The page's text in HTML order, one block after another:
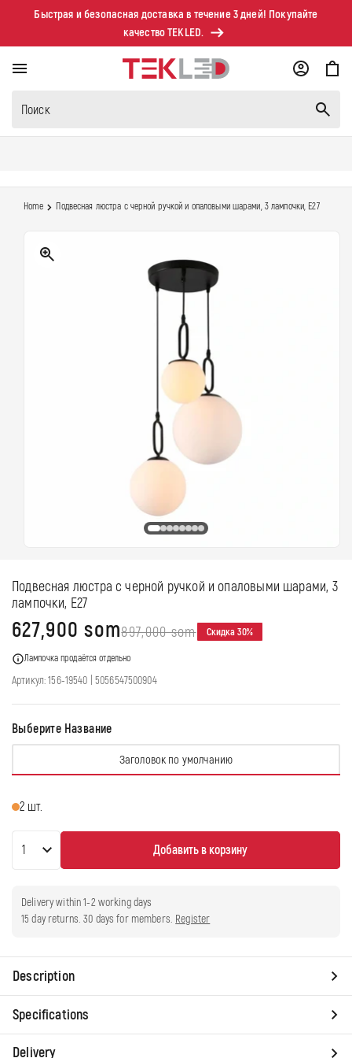
Перейти к
Быстрая и безопасная доставка в течение 3 дней! Покупайте
качество TEKLED.
Поиск
Корзина
Home Подвесная люстра с черной ручкой и опаловыми шарами, 3 лампочки, E27
информации о
продукте
1
в
модальном
окне
Подвесная люстра с черной ручкой и опаловыми шарами, 3
лампочки, E27
Цена
скидкой
627,900 som
Обычная
897,000 som Скидка 30%
Лампочка продаётся отдельно
Артикул:
Артикул: 156-19540 Штрихкод
5056547500904
Выберите Название
Заголовок по умолчаниюВариант
распродан
2 шт.
Добавить в корзину
Delivery within 1-2 working days
15 day returns. 30 days for members. Register
Д
о
с
Description
Specifications
Delivery